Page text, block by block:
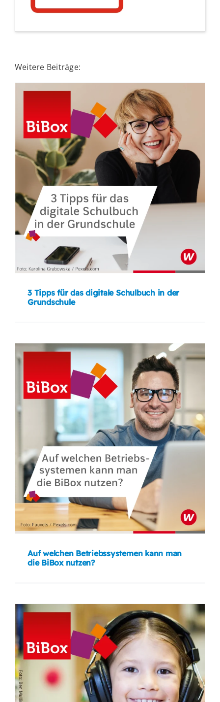
Weitere Beiträge:
3 Tipps für das digitale Schulbuch in der
Grundschule
Auf welchen Betriebssystemen kann man
die BiBox nutzen?